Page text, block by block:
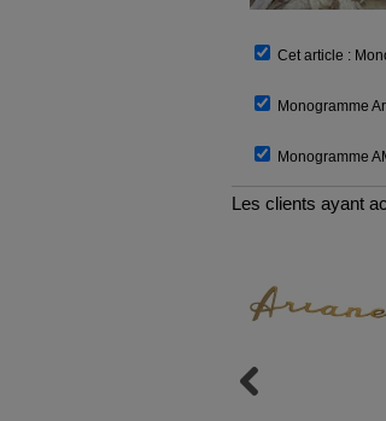
Cet article :
Monogramme
Monogramme
Les clients ayant